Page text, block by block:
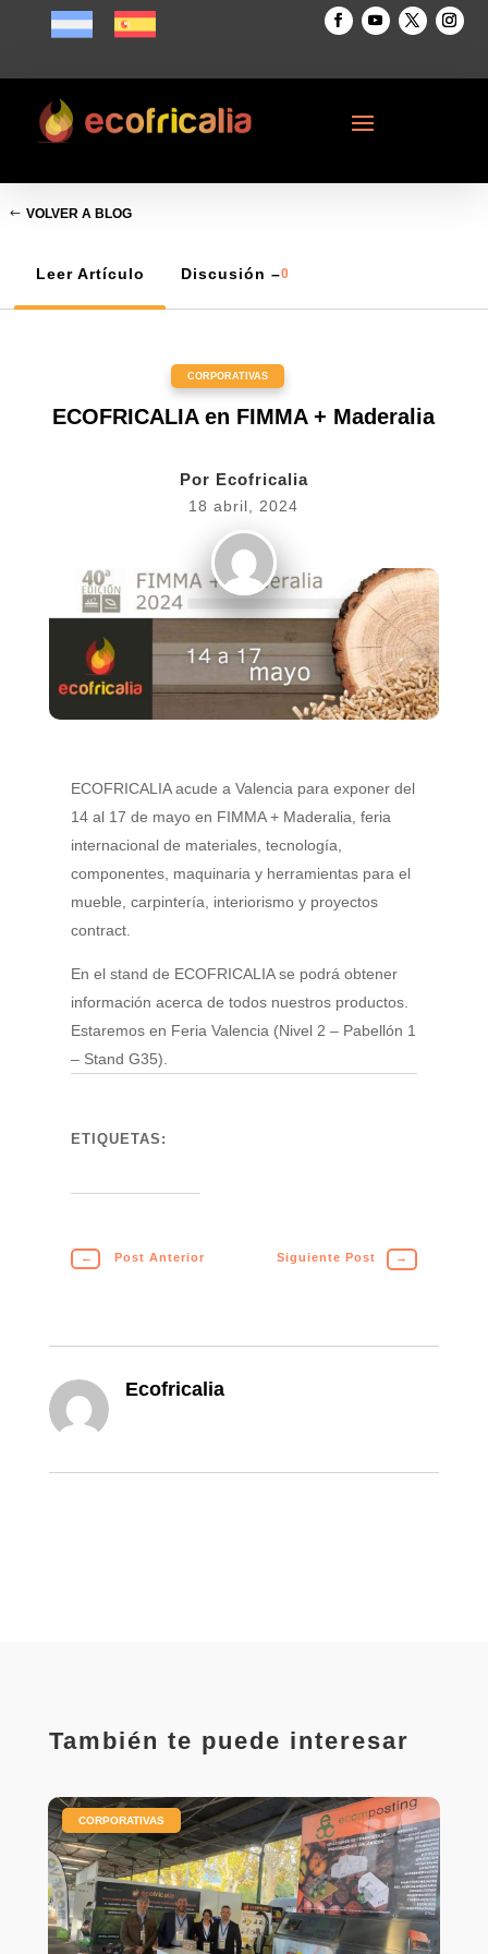
VOLVER A BLOG
Leer Artículo Discusión –0
CORPORATIVAS
ECOFRICALIA en FIMMA + Maderalia
Por Ecofricalia
18 abril, 2024
ECOFRICALIA acude a Valencia para exponer del
14 al 17 de mayo en FIMMA + Maderalia, feria
internacional de materiales, tecnología,
componentes, maquinaria y herramientas para el
mueble, carpintería, interiorismo y proyectos
contract.
En el stand de ECOFRICALIA se podrá obtener
información acerca de todos nuestros productos.
Estaremos en Feria Valencia (Nivel 2 – Pabellón 1
– Stand G35).
ETIQUETAS:
← Post Anterior Siguiente Post →
Ecofricalia
También te puede interesar
CORPORATIVAS